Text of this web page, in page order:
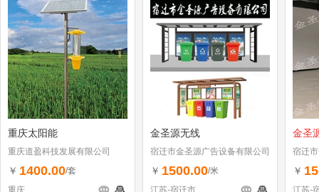
重庆太阳能
重庆道盈科技发展有限公司
￥ 1400.00/套
重庆
金圣源无线
宿迁市金圣源广告设备有限公司
￥ 1500.00/米
江苏-宿迁市
金圣
宿迁
￥
江苏-